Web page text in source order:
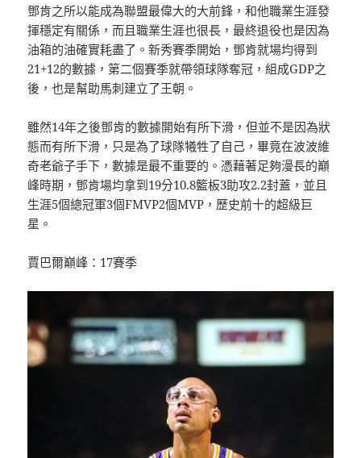
鄧肯之所以能成為聯盟最偉大的大前鋒，和他職業生涯發
揮穩定有關係，而且職業生涯也很長，最終退役也是因為
油箱的油確實耗盡了。新秀賽季開始，鄧肯就場均得到
21+12的數據，第二個賽季就帶領球隊奪冠，組成GDP之
後，也是幫助馬刺建立了王朝。
雖然14年之後鄧肯的數據開始有所下滑，但並不是因為狀
態而有所下滑，只是為了球隊犧牲了自己，畢竟在波波維
奇老爺子手下，數據是最不重要的。憑藉著足夠漫長的巔
峰時期，鄧肯場均拿到19分10.8籃板3助攻2.2封蓋，並且
生涯5個總冠軍3個FMVP2個MVP，歷史前十的超級巨
星。
賈巴爾巔峰：17賽季